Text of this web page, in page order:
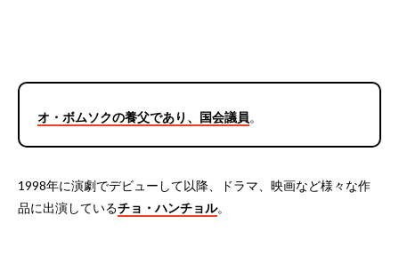
オ・ボムソクの養父であり、国会議員。
1998年に演劇でデビューして以降、ドラマ、映画など様々な作
品に出演しているチョ・ハンチョル。